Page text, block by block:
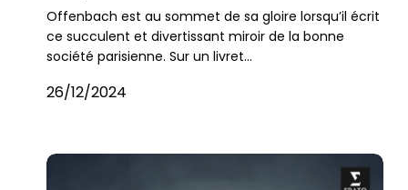
Offenbach est au sommet de sa gloire lorsqu’il écrit
ce succulent et divertissant miroir de la bonne
société parisienne. Sur un livret…
26/12/2024